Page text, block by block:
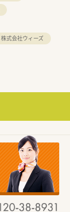
株式会社ウィーズ